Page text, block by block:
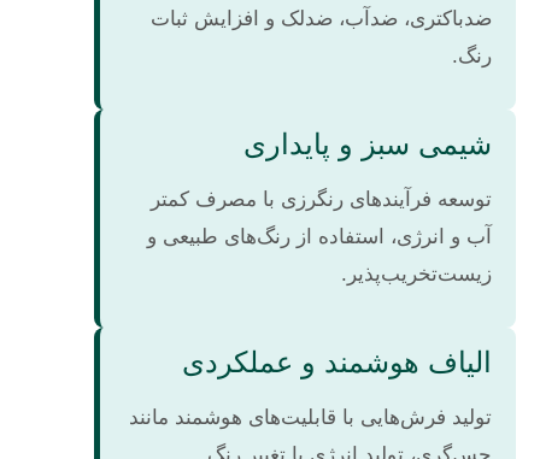
ضدباکتری، ضدآب، ضدلک و افزایش ثبات
رنگ.
شیمی سبز و پایداری
توسعه فرآیندهای رنگرزی با مصرف کمتر
آب و انرژی، استفاده از رنگ‌های طبیعی و
زیست‌تخریب‌پذیر.
الیاف هوشمند و عملکردی
تولید فرش‌هایی با قابلیت‌های هوشمند مانند